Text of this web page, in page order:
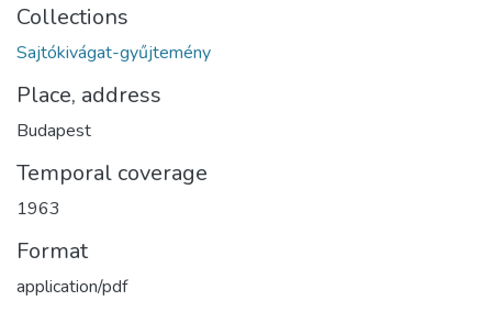
Collections
Sajtókivágat-gyűjtemény
Place, address
Budapest
Temporal coverage
1963
Format
application/pdf